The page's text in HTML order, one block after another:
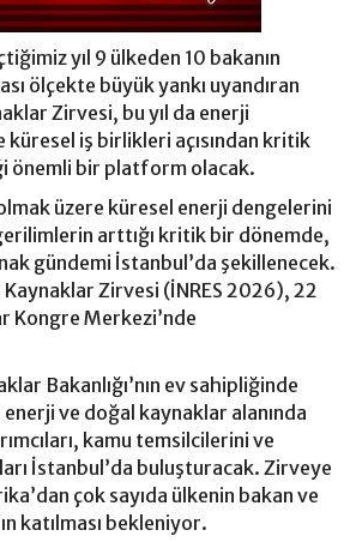
yıl 9 ülkeden 10 bakanın
ölçekte büyük yankı uyandıran
Zirvesi, bu yıl da enerji
küresel iş birlikleri açısından kritik
önemli bir platform olacak.
üzere küresel enerji dengelerini
arttığı kritik bir dönemde,
gündemi İstanbul’da şekillenecek.
Zirvesi (İNRES 2026), 22
Kongre Merkezi’nde
Bakanlığı’nın ev sahipliğinde
ve doğal kaynaklar alanında
kamu temsilcilerini ve
İstanbul’da buluşturacak. Zirveye
çok sayıda ülkenin bakan ve
katılması bekleniyor.